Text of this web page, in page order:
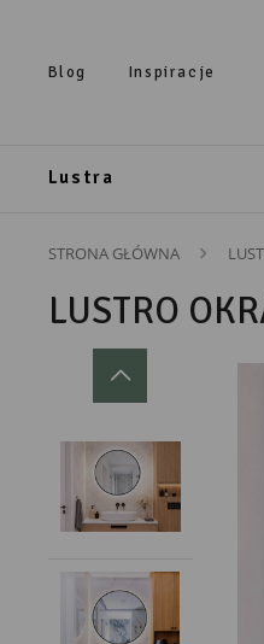
Blog Inspiracje
Lustra
STRONA GŁÓWNA
LUSTRO